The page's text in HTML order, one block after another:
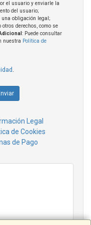
el usuario y enviarle la
del usuario;
una obligación legal;
derechos, como se
: Puede consultar
nuestra Política de
.
Legal
de Cookies
de Pago